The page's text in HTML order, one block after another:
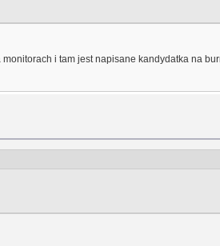
i tam jest napisane kandydatka na